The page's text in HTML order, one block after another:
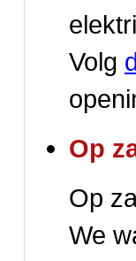
Volg
Op
Op
We